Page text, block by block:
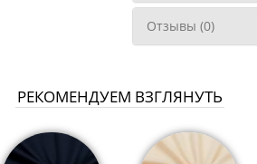
Отзывы (0)
РЕКОМЕНДУЕМ ВЗГЛЯНУТЬ